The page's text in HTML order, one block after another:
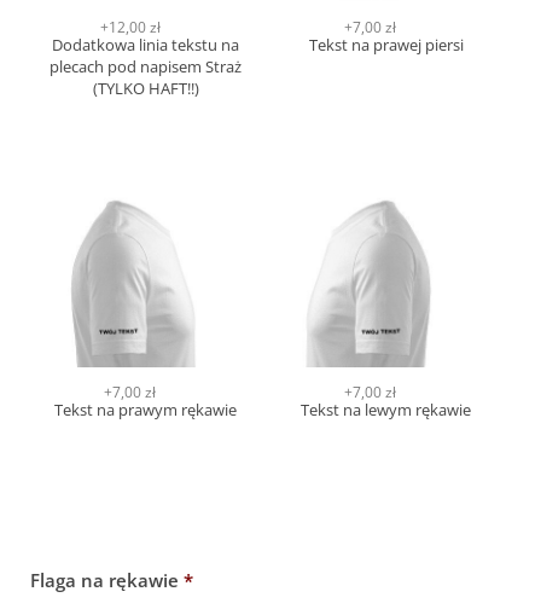
Dodatkowa linia tekstu na
plecach pod napisem Straż
(TYLKO HAFT!!)
+12,00 zł
Tekst na prawej piersi
+7,00 zł
Tekst na prawym rękawie
+7,00 zł
Tekst na lewym rękawie
+7,00 zł
Flaga na rękawie *